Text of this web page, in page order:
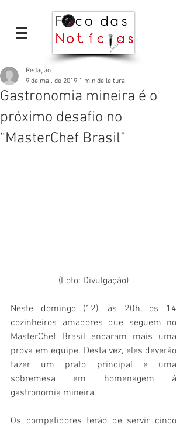
Gastronomia mineira é o
próximo desafio no
“MasterChef Brasil”
Redação
9 de mai. de 2019 1 min de leitura
(Foto: Divulgação)
Neste domingo (12), às 20h, os 14
cozinheiros amadores que seguem no
MasterChef Brasil encaram mais uma
prova em equipe. Desta vez, eles deverão
fazer um prato principal e uma
sobremesa em homenagem à
gastronomia mineira.
Os competidores terão de servir cinco